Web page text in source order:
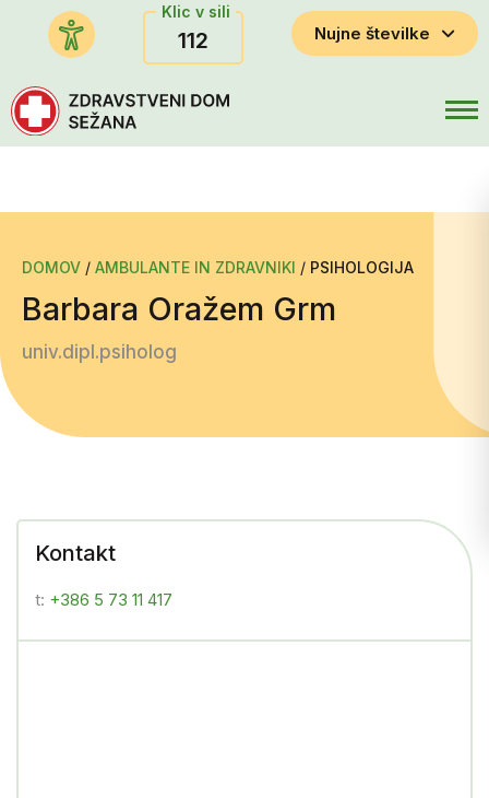
Klic v sili
112 Nujne številke
DOMOV / AMBULANTE IN ZDRAVNIKI / PSIHOLOGIJA
Barbara Oražem Grm
univ.dipl.psiholog
Kontakt
t: +386 5 73 11 417